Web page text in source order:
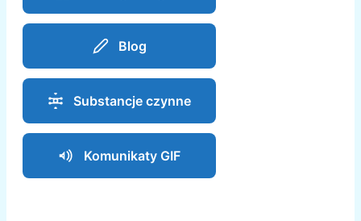
Blog
Substancje czynne
Komunikaty GIF